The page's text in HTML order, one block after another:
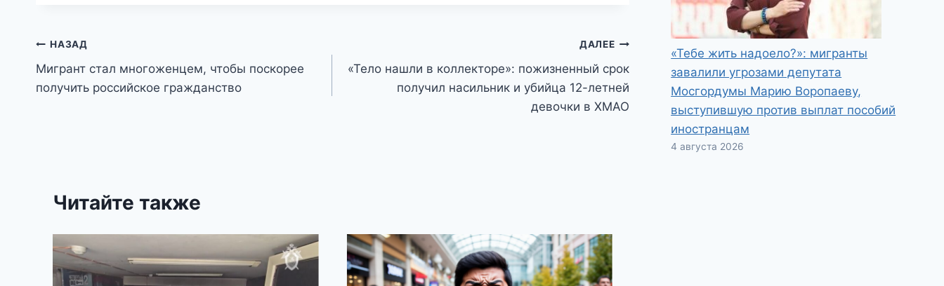
Навигация
по
НАЗАД
Мигрант стал многоженцем, чтобы поскорее
получить российское гражданство
ДАЛЕЕ
«Тело нашли в коллекторе»: пожизненный срок
получил насильник и убийца 12-летней
девочки в ХМАО
Читайте также
«Тебе жить надоело?»: мигранты
завалили угрозами депутата
Мосгордумы Марию Воропаеву,
выступившую против выплат пособий
иностранцам
4 августа 2026